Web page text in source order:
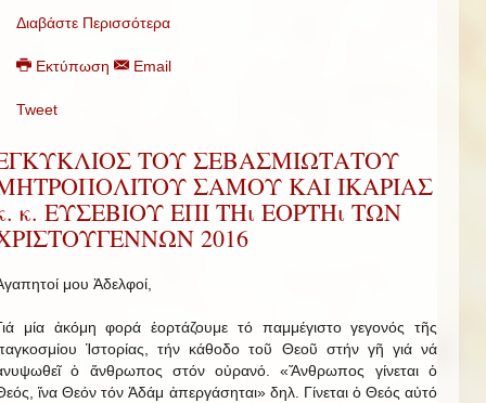
Διαβάστε Περισσότερα
Εκτύπωση Email
Tweet
ΤΟΥ ΣΕΒΑΣΜΙΩΤΑΤΟΥ
ΣΑΜΟΥ ΚΑΙ ΙΚΑΡΙΑΣ
κ. ΕΥΣΕΒΙΟΥ ΕΠΙ ΤΗι ΕΟΡΤΗι ΤΩΝ
2016
μου Ἀδελφοί,
μία ἀκόμη φορά ἑορτάζουμε τό παμμέγιστο γεγονός τῆς
Ἱστορίας, τήν κάθοδο τοῦ Θεοῦ στήν γῆ γιά νά
ὁ ἄνθρωπος στόν οὐρανό. «Ἄνθρωπος γίνεται ὁ
ἵνα Θεόν τόν Ἀδάμ ἀπεργάσηται» δηλ. Γίνεται ὁ Θεός αὐτό